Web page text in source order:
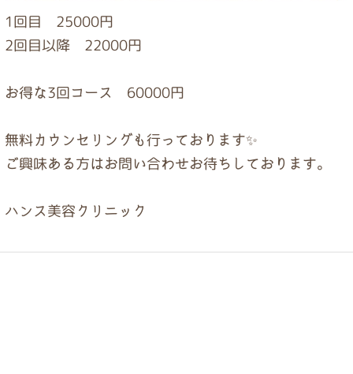
1回目 25000円
2回目以降 22000円
お得な3回コース 60000円
無料カウンセリングも行っております✨
ご興味ある方はお問い合わせお待ちしております。
ハンス美容クリニック